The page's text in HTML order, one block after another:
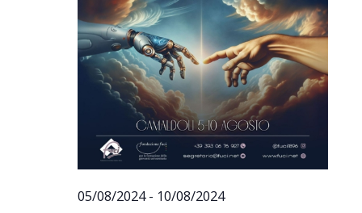
05/08/2024- 10/08/2024